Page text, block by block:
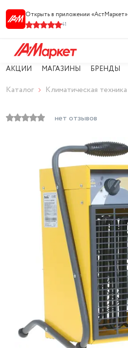
Открыть в приложении «АстМарке‪т‬»
41
АКЦИИ МАГАЗИНЫ БРЕНДЫ
Каталог Климатическая техника
нет отзывов